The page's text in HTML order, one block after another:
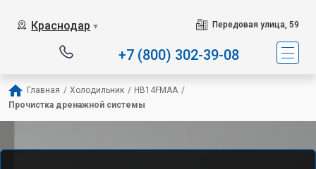
Краснодар ▼ Передовая улица, 59
+7 (800) 302-39-08
Главная / Холодильник / HB14FMAA /
Прочистка дренажной системы